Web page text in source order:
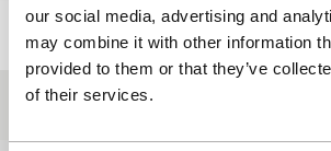
our social media, advertising and
may combine it with other information
provided to them or that they’ve
of their services.
Lengte 83'
Medium/Formaat